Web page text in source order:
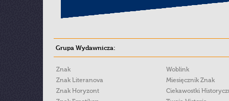
Grupa Wydawnicza:
Znak
Znak Literanova
Znak Horyzont
Woblink
Miesięcznik Znak
Ciekawostki